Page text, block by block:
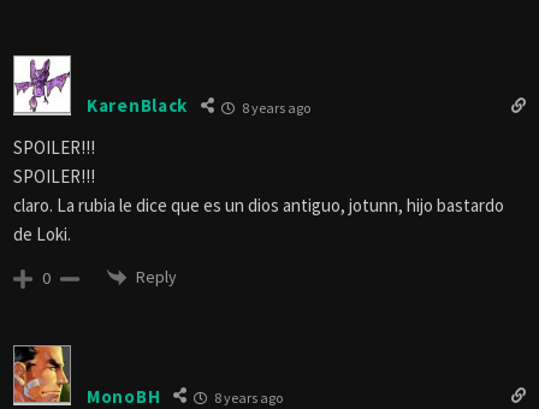
KarenBlack 8 years ago
SPOILER!!!
SPOILER!!!
claro. La rubia le dice que es un dios antiguo, jotunn, hijo bastardo
de Loki.
0 Reply
MonoBH 8 years ago